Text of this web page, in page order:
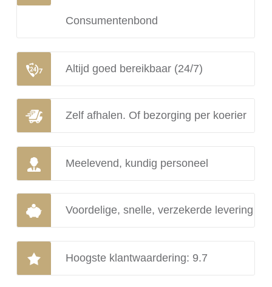
Consumentenbond
Altijd goed bereikbaar (24/7)
Zelf afhalen. Of bezorging per koerier
Meelevend, kundig personeel
Voordelige, snelle, verzekerde levering
Hoogste klantwaardering: 9.7